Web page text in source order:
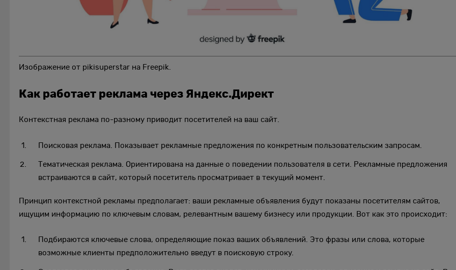
Изображение от pikisuperstar на Freepik.
Как работает реклама через Яндекс.Директ
Контекстная реклама по⁠-⁠разному приводит посетителей на ваш сайт.
Поисковая реклама. Показывает рекламные предложения по конкретным пользовательским запросам.
Тематическая реклама. Ориентирована на данные о поведении пользователя в сети. Рекламные предложения
встраиваются в сайт, который посетитель просматривает в текущий момент.
Принцип контекстной рекламы предполагает: ваши рекламные объявления будут показаны посетителям сайтов,
ищущим информацию по ключевым словам, релевантным вашему бизнесу или продукции. Вот как это происходит:
Подбираются ключевые слова, определяющие показ ваших объявлений. Это фразы или слова, которые
возможные клиенты предположительно введут в поисковую строку.